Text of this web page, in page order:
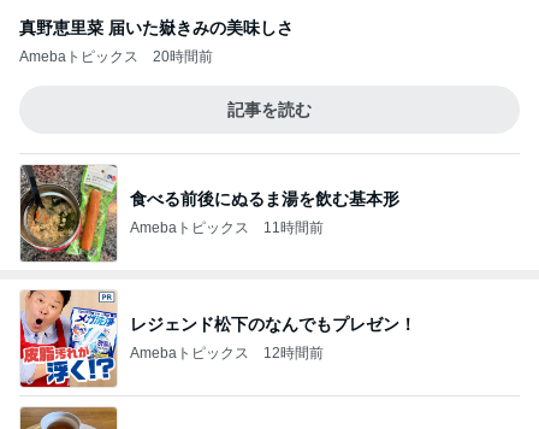
真野恵里菜 届いた嶽きみの美味しさ
Amebaトピックス 20時間前
記事を読む
食べる前後にぬるま湯を飲む基本形
Amebaトピックス 11時間前
レジェンド松下のなんでもプレゼン！
Amebaトピックス 12時間前